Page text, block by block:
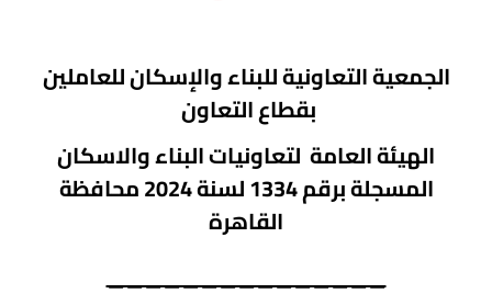
الجمعية التعاونية للبناء والإسكان للعاملين
بقطاع التعاون
الهيئة العامة لتعاونيات البناء والاسكان
المسجلة برقم 1334 لسنة 2024 محافظة
القاهرة
_______________